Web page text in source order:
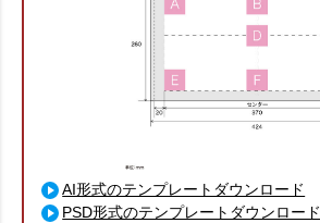
AI形式のテンプレートダウンロード
PSD形式のテンプレートダウンロード